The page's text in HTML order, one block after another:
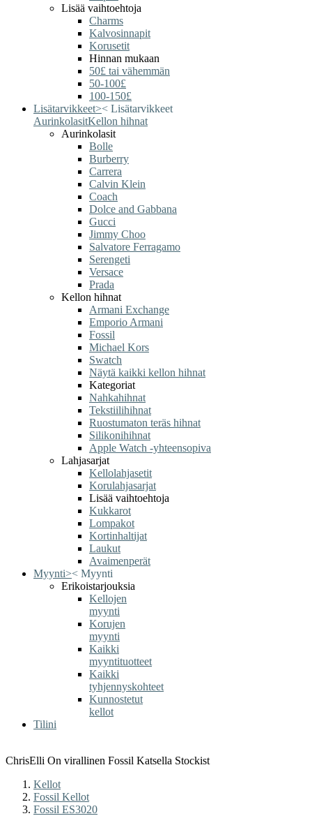
Lisää vaihtoehtoja
Charms
Kalvosinnapit
Korusetit
Hinnan mukaan
50£ tai vähemmän
50-100£
100-150£
Lisätarvikkeet>< Lisätarvikkeet
AurinkolasitKellon hihnat
Aurinkolasit
Bolle
Burberry
Carrera
Calvin Klein
Coach
Dolce and Gabbana
Gucci
Jimmy Choo
Salvatore Ferragamo
Serengeti
Versace
Prada
Kellon hihnat
Armani Exchange
Emporio Armani
Fossil
Michael Kors
Swatch
Näytä kaikki kellon hihnat
Kategoriat
Nahkahihnat
Tekstiilihihnat
Ruostumaton teräs hihnat
Silikonihihnat
Apple Watch -yhteensopiva
Lahjasarjat
Kellolahjasetit
Korulahjasarjat
Lisää vaihtoehtoja
Kukkarot
Lompakot
Kortinhaltijat
Laukut
Avaimenperät
Myynti>< Myynti
Erikoistarjouksia
Kellojen
myynti
Korujen
myynti
Kaikki
myyntituotteet
Kaikki
tyhjennyskohteet
Kunnostetut
kellot
Tilini
ChrisElli On virallinen Fossil Katsella Stockist
Kellot
Fossil Kellot
Fossil ES3020